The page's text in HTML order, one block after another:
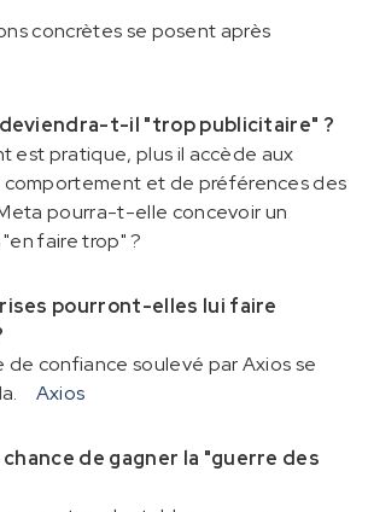
concrètes se posent après
t-il "trop publicitaire" ?
est pratique, plus il accède aux
et de préférences des
pourra-t-elle concevoir un
faire trop" ?
pourront-elles lui faire
de confiance soulevé par Axios se
Axios
de gagner la "guerre des